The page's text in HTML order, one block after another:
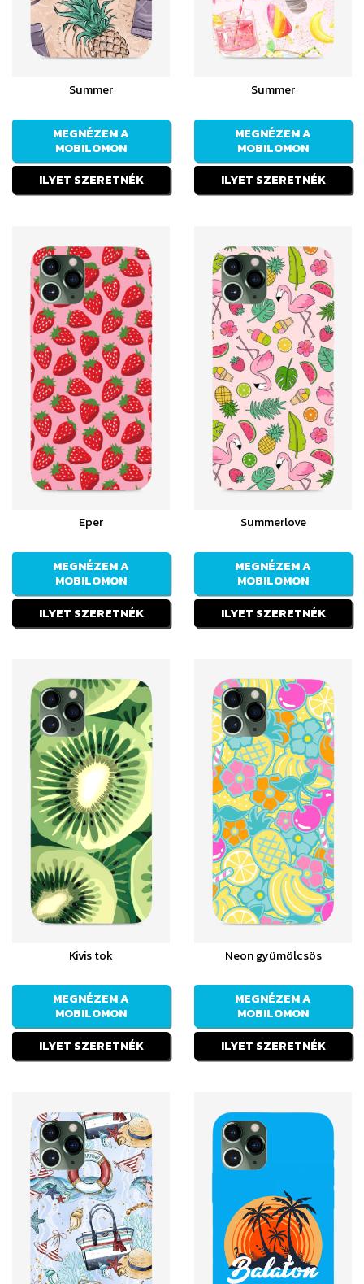
Summer
MEGNÉZEM A
MOBILOMON
ILYET SZERETNÉK
Summer
MEGNÉZEM A
MOBILOMON
ILYET SZERETNÉK
Eper
MEGNÉZEM A
MOBILOMON
ILYET SZERETNÉK
Summerlove
MEGNÉZEM A
MOBILOMON
ILYET SZERETNÉK
Kivis tok
MEGNÉZEM A
MOBILOMON
ILYET SZERETNÉK
Neon gyümölcsös
MEGNÉZEM A
MOBILOMON
ILYET SZERETNÉK